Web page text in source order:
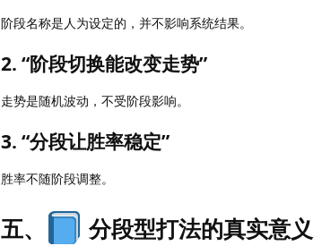
阶段名称是人为设定的，并不影响系统结果。
2. “阶段切换能改变走势”
走势是随机波动，不受阶段影响。
3. “分段让胜率稳定”
胜率不随阶段调整。
五、 分段型打法的真实意义